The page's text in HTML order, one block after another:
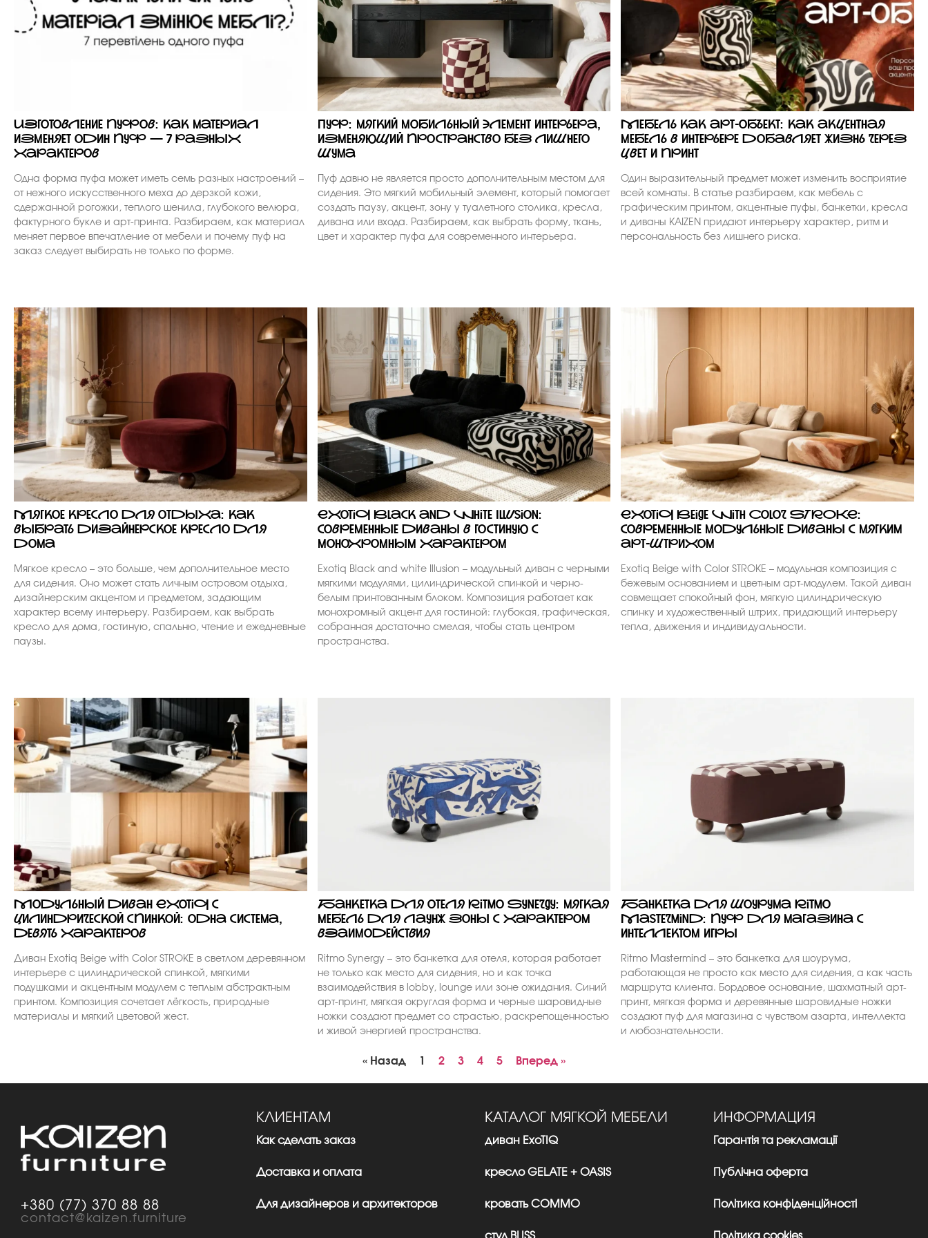
Изготовление пуфов: как материал
изменяет один пуф — 7 разных
характеров
Одна форма пуфа может иметь семь разных настроений –
от нежного искусственного меха до дерзкой кожи,
сдержанной рогожки, теплого шенила, глубокого велюра,
фактурного букле и арт-принта. Разбираем, как материал
меняет первое впечатление от мебели и почему пуф на
заказ следует выбирать не только по форме.
Пуф: мягкий мобильный элемент интерьера,
изменяющий пространство без лишнего
шума
Пуф давно не является просто дополнительным местом для
сидения. Это мягкий мобильный элемент, который помогает
создать паузу, акцент, зону у туалетного столика, кресла,
дивана или входа. Разбираем, как выбрать форму, ткань,
цвет и характер пуфа для современного интерьера.
Мебель как арт-объект: как акцентная
мебель в интерьере добавляет жизнь через
цвет и принт
Один выразительный предмет может изменить восприятие
всей комнаты. В статье разбираем, как мебель с
графическим принтом, акцентные пуфы, банкетки, кресла
и диваны KAIZEN придают интерьеру характер, ритм и
персональность без лишнего риска.
Мягкое кресло для отдыха: как
выбрать дизайнерское кресло для
дома
Мягкое кресло – это больше, чем дополнительное место
для сидения. Оно может стать личным островом отдыха,
дизайнерским акцентом и предметом, задающим
характер всему интерьеру. Разбираем, как выбрать
кресло для дома, гостиную, спальню, чтение и ежедневные
паузы.
Exotiq Black and white Illusion:
современные диваны в гостиную с
монохромным характером
Exotiq Black and white Illusion – модульный диван с черными
мягкими модулями, цилиндрической спинкой и черно-
белым принтованным блоком. Композиция работает как
монохромный акцент для гостиной: глубокая, графическая,
собранная достаточно смелая, чтобы стать центром
пространства.
Exotiq Beige with Color STROKE:
современные модульные диваны с мягким
арт-штрихом
Exotiq Beige with Color STROKE – модульная композиция с
бежевым основанием и цветным арт-модулем. Такой диван
совмещает спокойный фон, мягкую цилиндрическую
спинку и художественный штрих, придающий интерьеру
тепла, движения и индивидуальности.
Модульный диван Exotiq с
цилиндрической спинкой: одна система,
девять характеров
Диван Exotiq Beige with Color STROKE в светлом деревянном
интерьере с цилиндрической спинкой, мягкими
подушками и акцентным модулем с теплым абстрактным
принтом. Композиция сочетает лёгкость, природные
материалы и мягкий цветовой жест.
Банкетка для отеля Ritmo Synergy: мягкая
мебель для лаунж зоны с характером
взаимодействия
Ritmo Synergy – это банкетка для отеля, которая работает
не только как место для сидения, но и как точка
взаимодействия в lobby, lounge или зоне ожидания. Синий
арт-принт, мягкая округлая форма и черные шаровидные
ножки создают предмет со страстью, раскрепощенностью
и живой энергией пространства.
Банкетка для шоурума Ritmo
Mastermind: пуф для магазина с
интеллектом игры
Ritmo Mastermind – это банкетка для шоурума,
работающая не просто как место для сидения, а как часть
маршрута клиента. Бордовое основание, шахматный арт-
принт, мягкая форма и деревянные шаровидные ножки
создают пуф для магазина с чувством азарта, интеллекта
и любознательности.
« Назад 1 2 3 4 5 Вперед »
+380 (77) 370 88 88
contact@kaizen.furniture
КЛИЕНТАМ
Как сделать заказ
Доставка и оплата
Для дизайнеров и архитекторов
КАТАЛОГ МЯГКОЙ МЕБЕЛИ
диван ExoTIQ
кресло GELATE + OASIS
кровать CОMMО
стул BLISS
ИНФОРМАЦИЯ
Гарантія та рекламації
Публічна оферта
Політика конфіденційності
Політика cookies